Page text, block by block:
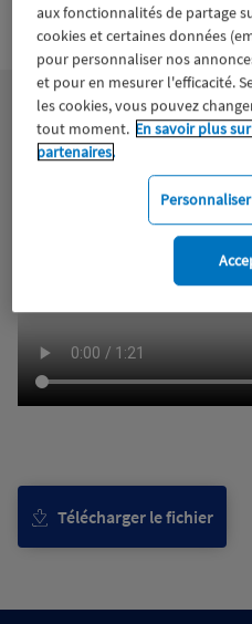
Certifié avec Wiztrust
trusted
sources
Télécharger le fichier
aux fonctionnalités de partage
cookies et certaines données
pour personnaliser nos
et pour en mesurer l'efficacité.
les cookies, vous pouvez
tout moment. En savoir plus
partenaires.